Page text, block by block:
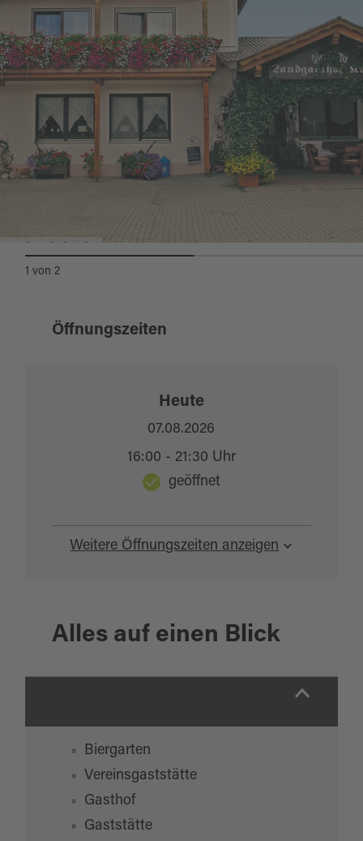
1 von2
Öffnungszeiten
Weitere Öffnungszeiten anzeigen
Heute
07.08.2026
16:00 - 21:30 Uhr
geöffnet
Alles auf einen Blick
Biergarten
Vereinsgaststätte
Gasthof
Gaststätte